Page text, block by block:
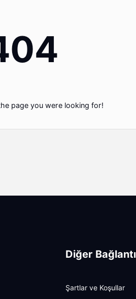
page you were looking for!
Diğer
Şartlar ve Koşullar